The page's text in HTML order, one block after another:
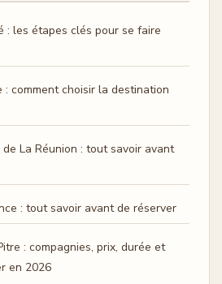
: les étapes clés pour se faire
: comment choisir la destination
La Réunion : tout savoir avant
: tout savoir avant de réserver
: compagnies, prix, durée et
en 2026